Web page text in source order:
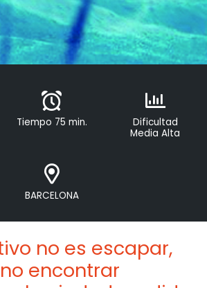
Tiempo 75 min.
Dificultad
Media Alta
BARCELONA
no es escapar,
encontrar